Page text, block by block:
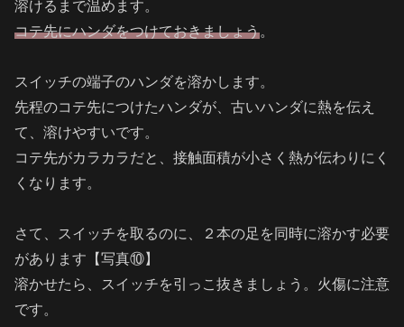
溶けるまで温めます。
コテ先にハンダをつけておきましょう。
スイッチの端子のハンダを溶かします。
先程のコテ先につけたハンダが、古いハンダに熱を伝え
て、溶けやすいです。
コテ先がカラカラだと、接触面積が小さく熱が伝わりにく
くなります。
さて、スイッチを取るのに、２本の足を同時に溶かす必要
があります【写真⑩】
溶かせたら、スイッチを引っこ抜きましょう。火傷に注意
です。